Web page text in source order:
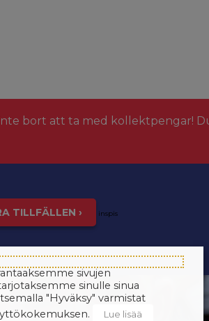
bort att ta med kollektpengar!
TILLFÄLLEN › inspis
sivujen
sinulle sinua
"Hyväksy" varmistat
Lue lisää